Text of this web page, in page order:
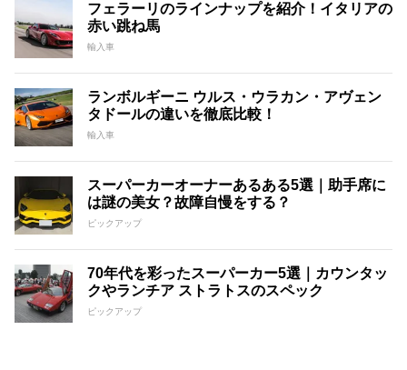
フェラーリのラインナップを紹介！イタリアの
赤い跳ね馬
輸入車
ランボルギーニ ウルス・ウラカン・アヴェン
タドールの違いを徹底比較！
輸入車
スーパーカーオーナーあるある5選｜助手席に
は謎の美女？故障自慢をする？
ピックアップ
70年代を彩ったスーパーカー5選｜カウンタッ
クやランチア ストラトスのスペック
ピックアップ